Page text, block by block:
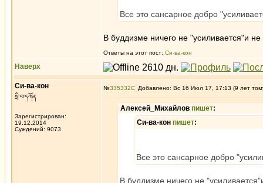
Все это сансарное добро
В буддизме ничего не "усиливается"и
Ответы на этот пост: Си-ва-кон
Наверх
Си-ва-кон
སྲི་བ་དཀོན
Зарегистрирован:
19.12.2014
Суждений: 9073
№335332 Добавлено: Вс 16 Июл 17, 17:13 (9 лет
Алексей_Михайлов пишет:
Си-ва-кон пишет:
Все это сансарное добро
В буддизме ничего не